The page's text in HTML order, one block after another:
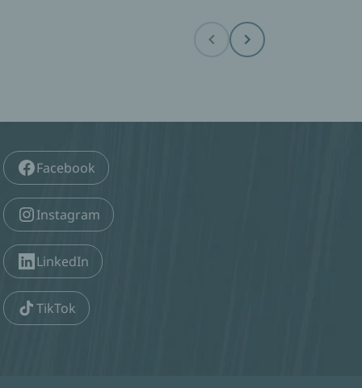
Before Next
Facebook
Instagram
LinkedIn
TikTok